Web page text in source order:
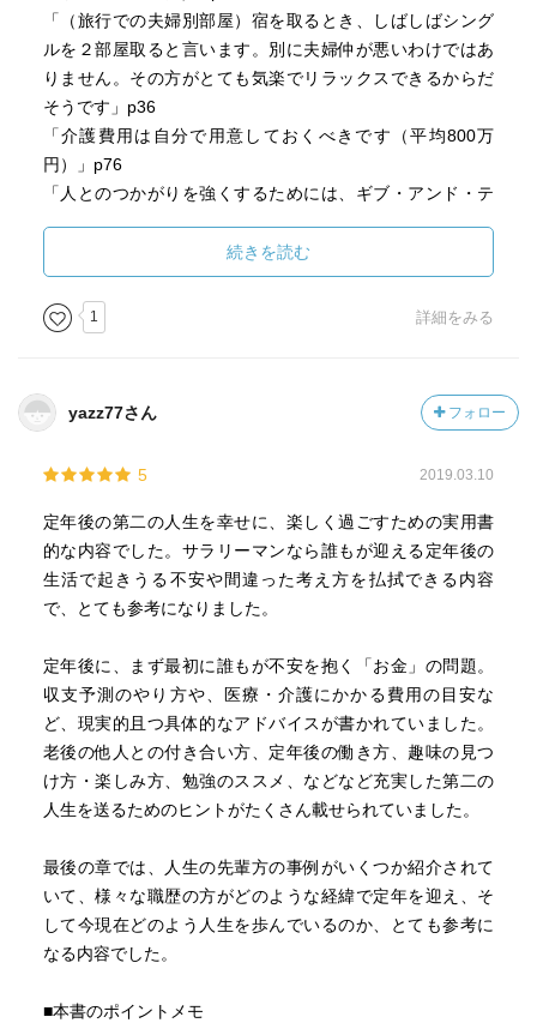
「（旅行での夫婦別部屋）宿を取るとき、しばしばシング
ルを２部屋取ると言います。別に夫婦仲が悪いわけではあ
りません。その方がとても気楽でリラックスできるからだ
そうです」p36
「介護費用は自分で用意しておくべきです（平均800万
円）」p76
「人とのつかがりを強くするためには、ギブ・アンド・テ
「友達を作るきっかけは、とにかくマメに人のいる場所に
顔を出すことしかありません」p103
「定年前にさまざまな人と交流する場合にぜひ積極的にや
が増えてきたら自らが世話役を買って出る、つまり自分が
幹事になるべきだということです」p105
ていない。世の中に必要とされていない」と感じる時で
す」p113
続きを読む
1 詳細をみる
yazz77さん フォロー
5 2019.03.10
定年後の第二の人生を幸せに、楽しく過ごすための実用書
的な内容でした。サラリーマンなら誰もが迎える定年後の
生活で起きうる不安や間違った考え方を払拭できる内容
で、とても参考になりました。
定年後に、まず最初に誰もが不安を抱く「お金」の問題。
収支予測のやり方や、医療・介護にかかる費用の目安な
ど、現実的且つ具体的なアドバイスが書かれていました。
老後の他人との付き合い方、定年後の働き方、趣味の見つ
け方・楽しみ方、勉強のススメ、などなど充実した第二の
人生を送るためのヒントがたくさん載せられていました。
最後の章では、人生の先輩方の事例がいくつか紹介されて
いて、様々な職歴の方がどのような経緯で定年を迎え、そ
して今現在どのよう人生を歩んでいるのか、とても参考に
なる内容でした。
■本書のポイントメモ